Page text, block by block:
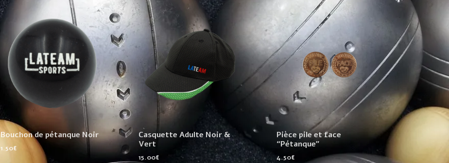
Bouchon de pétanque Noir
1.50€
Casquette Adulte Noir &
Vert
15.00€
Pièce pile et face
“Pétanque”
4.50€